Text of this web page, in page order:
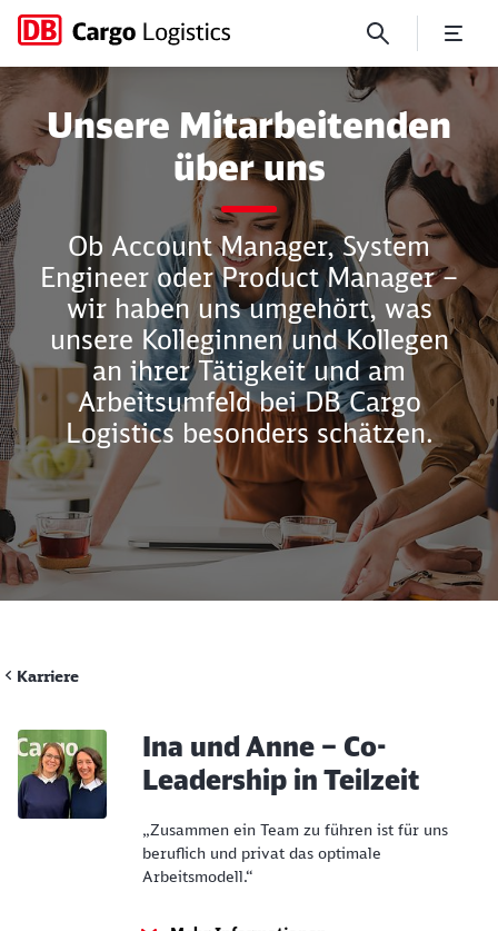
Schließen
Schließen
Rückruf
Mitarbeitende über uns
Unsere Mitarbeitenden
über uns
Ob Account Manager, System
Engineer oder Product Manager –
wir haben uns umgehört, was
unsere Kolleginnen und Kollegen
an ihrer Tätigkeit und am
Arbeitsumfeld bei DB Cargo
Logistics besonders schätzen.
Karriere
Ina und Anne – Co-
Leadership in Teilzeit
„Zusammen ein Team zu führen ist für uns
beruflich und privat das optimale
Arbeitsmodell.“